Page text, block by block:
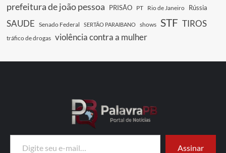
prefeitura de joão pessoa PRISÃO PT Rio de Janeiro Rússia
SAUDE Senado Federal SERTÃO PARAIBANO shows STF TIROS
tráfico de drogas violência contra a mulher
Digite seu e-mail…
Assinar